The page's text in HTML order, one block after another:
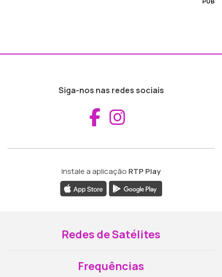
Siga-nos nas redes sociais
Aceder ao
Instale a aplicação RTP Play
Redes de Satélites
Frequências